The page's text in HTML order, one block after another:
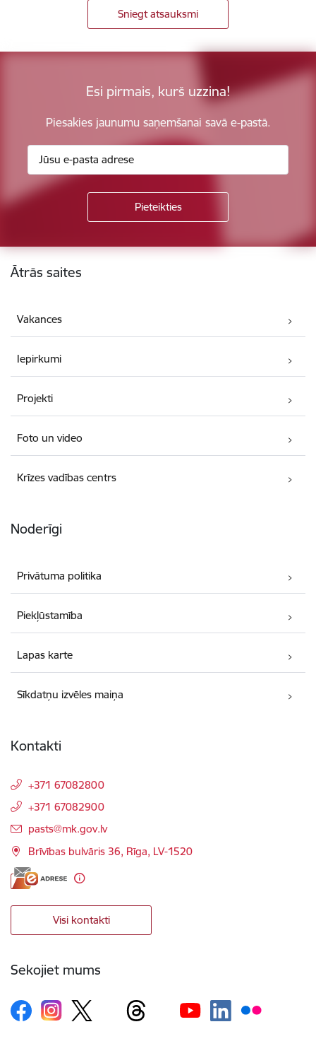
Sniegt atsauksmi
Esi pirmais, kurš uzzina!
Piesakies jaunumu saņemšanai savā e-pastā.
Kājene
Ātrās saites
Vakances
Iepirkumi
Projekti
Foto un video
Krīzes vadības centrs
Noderīgi
Privātuma politika
Piekļūstamība
Lapas karte
Sīkdatņu izvēles maiņa
Kontakti
+371 67082800
+371 67082900
E-pasts:
pasts@mk.gov.lv
Brīvības bulvāris 36, Rīga, LV-1520
Visi kontakti
Sekojiet mums